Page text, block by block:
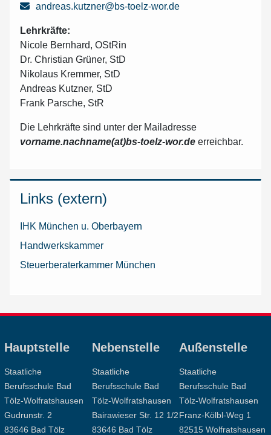
andreas.kutzner@bs-toelz-wor.de
Lehrkräfte:
Nicole Bernhard, OStRin
Dr. Christian Grüner, StD
Nikolaus Kremmer, StD
Andreas Kutzner, StD
Frank Parsche, StR
Die Lehrkräfte sind unter der Mailadresse
vorname.nachname(at)bs-toelz-wor.de erreichbar.
Links (extern)
IHK München u. Oberbayern
Handwerkskammer
Steuerberaterkammer München
Hauptstelle
Staatliche
Berufsschule Bad
Tölz-Wolfratshausen
Gudrunstr. 2
83646 Bad Tölz
Nebenstelle
Staatliche
Berufsschule Bad
Tölz-Wolfratshausen
Bairawieser Str. 12 1/2
83646 Bad Tölz
Außenstelle
Staatliche
Berufsschule Bad
Tölz-Wolfratshausen
Franz-Kölbl-Weg 1
82515 Wolfratshausen